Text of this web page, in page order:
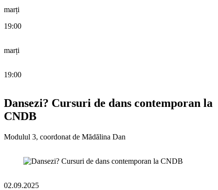
marți
19:00
marți
19:00
Dansezi? Cursuri de dans contemporan la
CNDB
Modulul 3, coordonat de Mădălina Dan
02.09.2025